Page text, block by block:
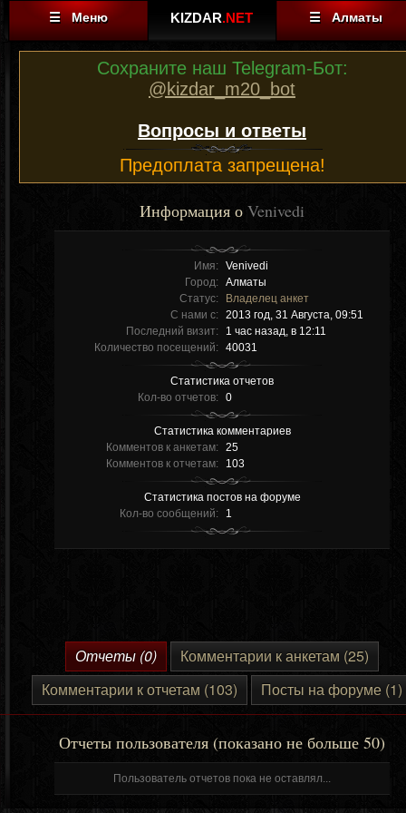
☰ Меню KIZDAR.NET ☰ Алматы
Сохраните наш Telegram-Бот:
@kizdar_m20_bot
Вопросы и ответы
Предоплата запрещена!
Информация о Venivedi
Имя: Venivedi
Город: Алматы
Статус:
Владелец анкет
С нами с: 2013 год, 31 Августа, 09:51
Последний визит:
1 час назад, в 12:11
Количество посещений: 40031
Статистика отчетов
Кол-во отчетов: 0
Статистика комментариев
Комментов к анкетам: 25
Комментов к отчетам:
103
Статистика постов на форуме
Кол-во сообщений:
1
Отчеты (0)
Комментарии к анкетам (25)
Комментарии к отчетам (103)
Посты на форуме (1)
Отчеты пользователя (показано не больше 50)
Пользователь отчетов пока не оставлял...